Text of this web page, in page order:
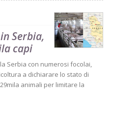
Serbia,
capi
Serbia con numerosi focolai,
a dichiarare lo stato di
animali per limitare la